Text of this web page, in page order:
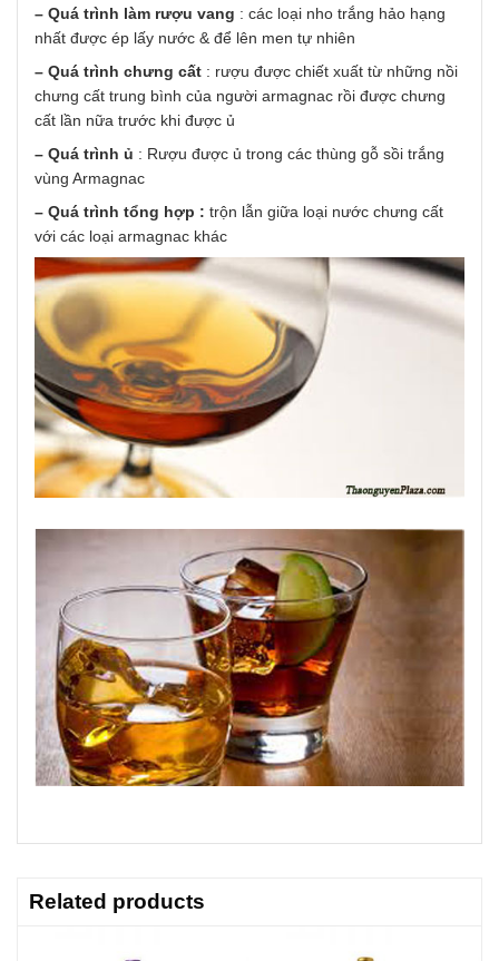
– Quá trình làm rượu vang : các loại nho trắng hảo hạng
nhất được ép lấy nước & để lên men tự nhiên
– Quá trình chưng cất : rượu được chiết xuất từ những nồi
chưng cất trung bình của người armagnac rồi được chưng
cất lần nữa trước khi được ủ
– Quá trình ủ : Rượu được ủ trong các thùng gỗ sồi trắng
vùng Armagnac
– Quá trình tổng hợp : trộn lẫn giữa loại nước chưng cất
với các loại armagnac khác
Related products